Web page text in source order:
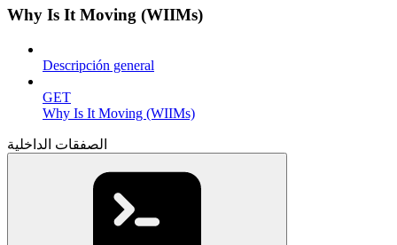
Why Is It Moving (WIIMs)
Descripción general
GET
Why Is It Moving (WIIMs)
الصفقات الداخلية